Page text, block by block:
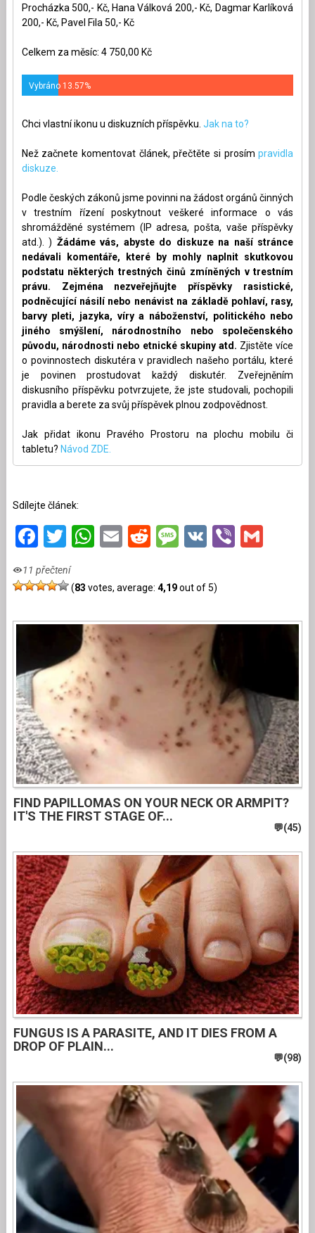
Procházka 500,- Kč, Hana Válková 200,- Kč, Dagmar Karlíková
200,- Kč, Pavel Fila 50,- Kč
Celkem za měsíc: 4 750,00 Kč
Vybráno 13.57%
Chci vlastní ikonu u diskuzních příspěvku. Jak na to?
Než začnete komentovat článek, přečtěte si prosímpravidla
diskuze.
Podle českých zákonů jsme povinni na žádost orgánů činných
v trestním řízení poskytnout veškeré informace o vás
shromážděné systémem (IP adresa, pošta, vaše příspěvky
atd.). ) Žádáme vás, abyste do diskuze na naší stránce
nedávali komentáře, které by mohly naplnit skutkovou
podstatu některých trestných činů zmíněných v trestním
právu. Zejména nezveřejňujte příspěvky rasistické,
podněcující násilí nebo nenávist na základě pohlaví, rasy,
barvy pleti, jazyka, víry a náboženství, politického nebo
jiného smýšlení, národnostního nebo společenského
původu, národnosti nebo etnické skupiny atd. Zjistěte více
o povinnostech diskutéra v pravidlech našeho portálu, které
je povinen prostudovat každý diskutér. Zveřejněním
diskusního příspěvku potvrzujete, že jste studovali, pochopili
pravidla a berete za svůj příspěvek plnou zodpovědnost.
Jak přidat ikonu Pravého Prostoru na plochu mobilu či
tabletu? Návod ZDE.
Sdílejte článek:
Facebook
Twitter
WhatsApp
EmailRedditMessage
VKViber
11 přečtení
(83 votes, average: 4,19out of 5)
FIND PAPILLOMAS ON YOUR NECK OR ARMPIT?
IT'S THE FIRST STAGE OF...
FUNGUS IS A PARASITE, AND IT DIES FROM A
DROP OF PLAIN...